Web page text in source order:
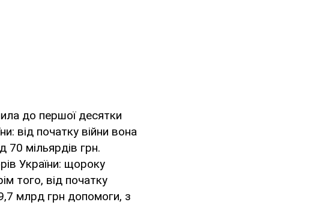
до першої десятки
від початку війни вона
70 мільярдів грн.
України: щороку
того, від початку
млрд грн допомоги, з